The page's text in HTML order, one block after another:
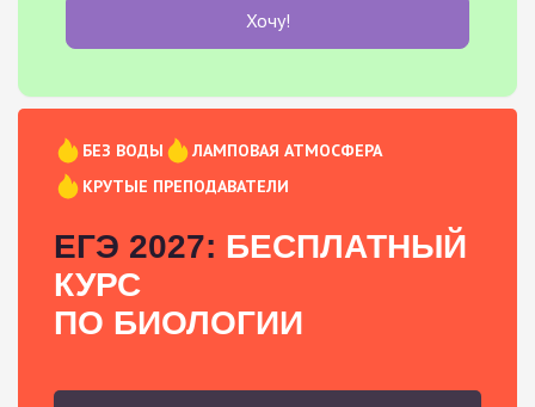
Хочу!
БЕЗ ВОДЫ
ЛАМПОВАЯ АТМОСФЕРА
КРУТЫЕ ПРЕПОДАВАТЕЛИ
ЕГЭ 2027: БЕСПЛАТНЫЙ
КУРС
ПО БИОЛОГИИ